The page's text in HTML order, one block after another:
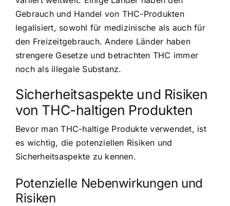
Gebrauch und Handel von THC-Produkten
legalisiert, sowohl für medizinische als auch für
den Freizeitgebrauch. Andere Länder haben
strengere Gesetze und betrachten THC immer
noch als illegale Substanz.
Sicherheitsaspekte und Risiken
von THC-haltigen Produkten
Bevor man THC-haltige Produkte verwendet, ist
es wichtig, die potenziellen Risiken und
Sicherheitsaspekte zu kennen.
Potenzielle Nebenwirkungen und
Risiken